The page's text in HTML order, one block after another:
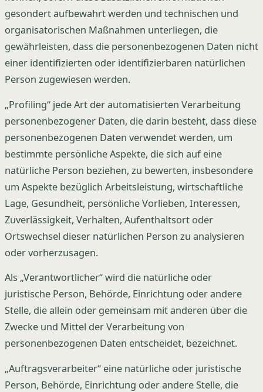
gesondert aufbewahrt werden und technischen und
organisatorischen Maßnahmen unterliegen, die
gewährleisten, dass die personenbezogenen Daten nicht
einer identifizierten oder identifizierbaren natürlichen
Person zugewiesen werden.
„Profiling“ jede Art der automatisierten Verarbeitung
personenbezogener Daten, die darin besteht, dass diese
personenbezogenen Daten verwendet werden, um
bestimmte persönliche Aspekte, die sich auf eine
natürliche Person beziehen, zu bewerten, insbesondere
um Aspekte bezüglich Arbeitsleistung, wirtschaftliche
Lage, Gesundheit, persönliche Vorlieben, Interessen,
Zuverlässigkeit, Verhalten, Aufenthaltsort oder
Ortswechsel dieser natürlichen Person zu analysieren
oder vorherzusagen.
Als „Verantwortlicher“ wird die natürliche oder
juristische Person, Behörde, Einrichtung oder andere
Stelle, die allein oder gemeinsam mit anderen über die
Zwecke und Mittel der Verarbeitung von
personenbezogenen Daten entscheidet, bezeichnet.
„Auftragsverarbeiter“ eine natürliche oder juristische
Person, Behörde, Einrichtung oder andere Stelle, die